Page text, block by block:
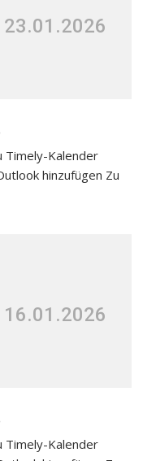
Timely-Kalender
hinzufügen Zu
Timely-Kalender